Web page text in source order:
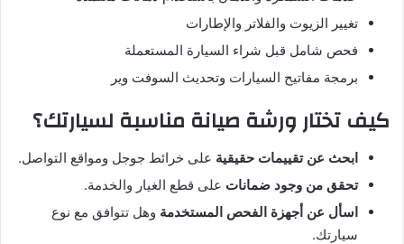
تغيير الزيوت والفلاتر والإطارات
فحص شامل قبل شراء السيارة المستعملة
برمجة مفاتيح السيارات وتحديث السوفت وير
كيف تختار ورشة صيانة مناسبة لسيارتك؟
ابحث عن تقييمات حقيقية على خرائط جوجل ومواقع التواصل.
تحقق من وجود ضمانات على قطع الغيار والخدمة.
اسأل عن أجهزة الفحص المستخدمة وهل تتوافق مع نوع
سيارتك.